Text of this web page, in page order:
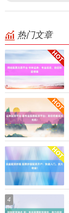
热门文章
4